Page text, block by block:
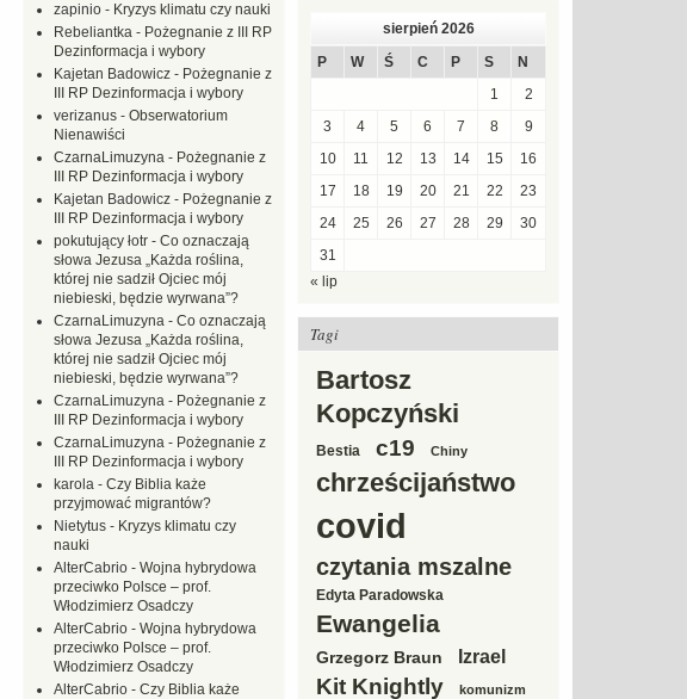
sierpień 2026
P
W Ś C P S
N
1
2
3
4 5 6 7 8
9
10
11 12 13 14 15
16
17
18 19 20 21 22
23
24
25 26 27 28 29
30
31
« lip
Tagi
Bartosz
Kopczyński
Bestia c19 Chiny
chrześcijaństwo
covid
czytania mszalne
Edyta Paradowska
Ewangelia
Grzegorz Braun Izrael
Kit Knightly komunizm
zapinio - Kryzys klimatu czy nauki
Rebeliantka - Pożegnanie z III RP
Dezinformacja i wybory
Kajetan Badowicz - Pożegnanie z
III RP Dezinformacja i wybory
verizanus - Obserwatorium
Nienawiści
CzarnaLimuzyna - Pożegnanie z
III RP Dezinformacja i wybory
Kajetan Badowicz - Pożegnanie z
III RP Dezinformacja i wybory
pokutujący łotr - Co oznaczają
słowa Jezusa „Każda roślina,
której nie sadził Ojciec mój
niebieski, będzie wyrwana”?
CzarnaLimuzyna - Co oznaczają
słowa Jezusa „Każda roślina,
której nie sadził Ojciec mój
niebieski, będzie wyrwana”?
CzarnaLimuzyna - Pożegnanie z
III RP Dezinformacja i wybory
CzarnaLimuzyna - Pożegnanie z
III RP Dezinformacja i wybory
karola - Czy Biblia każe
przyjmować migrantów?
Nietytus - Kryzys klimatu czy
nauki
AlterCabrio - Wojna hybrydowa
przeciwko Polsce – prof.
Włodzimierz Osadczy
AlterCabrio - Wojna hybrydowa
przeciwko Polsce – prof.
Włodzimierz Osadczy
AlterCabrio - Czy Biblia każe